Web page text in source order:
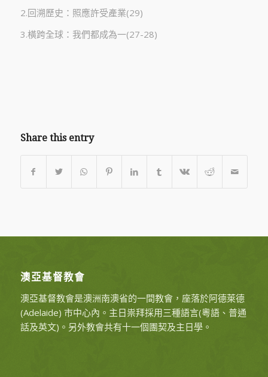
2.回溯歷史：照應許受產業(29)
3.橫跨全球：我們都成為一(27-28)
Share this entry
澳亞基督教會
澳亞基督教會是澳洲南澳省的一間教會，座落於阿德萊德
(Adelaide) 市中心內。主日祟拜採用三種語言(粵語、普通
話及英文)。另外教會共有十一個團契及主日學。